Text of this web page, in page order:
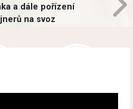
a dále pořízení
na svoz